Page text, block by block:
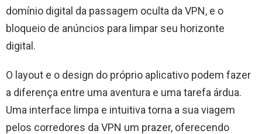
domínio digital da passagem oculta da VPN, e o
bloqueio de anúncios para limpar seu horizonte
digital.
O layout e o design do próprio aplicativo podem fazer
a diferença entre uma aventura e uma tarefa árdua.
Uma interface limpa e intuitiva torna a sua viagem
pelos corredores da VPN um prazer, oferecendo